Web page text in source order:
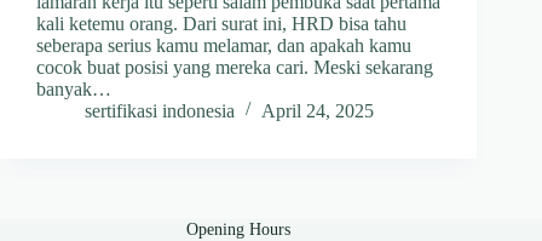
kali ketemu orang. Dari surat ini, HRD bisa tahu
seberapa serius kamu melamar, dan apakah kamu
cocok buat posisi yang mereka cari. Meski sekarang
banyak…
sertifikasi indonesia
April 24, 2025
Opening Hours